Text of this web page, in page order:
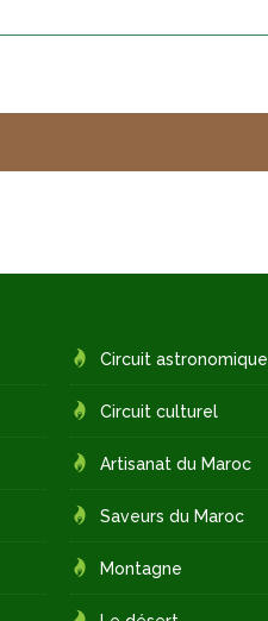
Circuit astronomique
Circuit culturel
Artisanat du Maroc
Saveurs du Maroc
Montagne